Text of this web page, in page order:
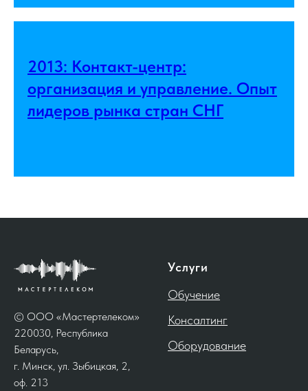
2013: Контакт-центр:
организация и управление. Опыт
лидеров рынка стран СНГ
© ООО «Мастертелеком»
220030, Республика
Беларусь,
г. Минск, ул. Зыбицкая, 2,
оф. 213
Услуги
Обучение
Консалтинг
Оборудование